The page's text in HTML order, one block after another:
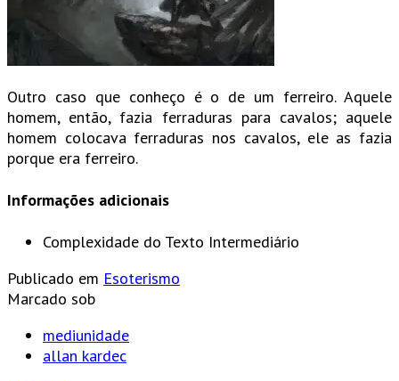
Outro caso que conheço é o de um ferreiro. Aquele
homem, então, fazia ferraduras para cavalos; aquele
homem colocava ferraduras nos cavalos, ele as fazia
porque era ferreiro.
Informações adicionais
Complexidade do Texto Intermediário
Publicado em Esoterismo
Marcado sob
mediunidade
allan kardec